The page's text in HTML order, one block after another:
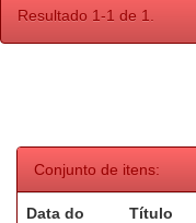
Resultado 1-1 de 1.
Conjunto de itens:
Data do
Título